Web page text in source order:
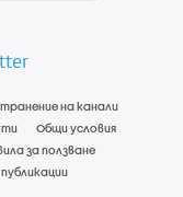
на канали
Общи условия
за ползване